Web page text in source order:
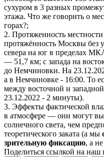
сухуром в 3 разных
этажа. Что же говорить о
горах?;
2. Протяженность
протяжённость Москвы без
севера на юг в пределах
— 51,7 км; с запада на
до Немчиновки. На
а в Немчиновке - 16:00. То
между восточной и
23.12.2022 - 2 минуты).
3. Эффекты фактической
в атмосфере — они могут
солнечного света, чем
теоретического заката (а мы
зрительную фиксацию, а
Поделиться ссылкой на наш